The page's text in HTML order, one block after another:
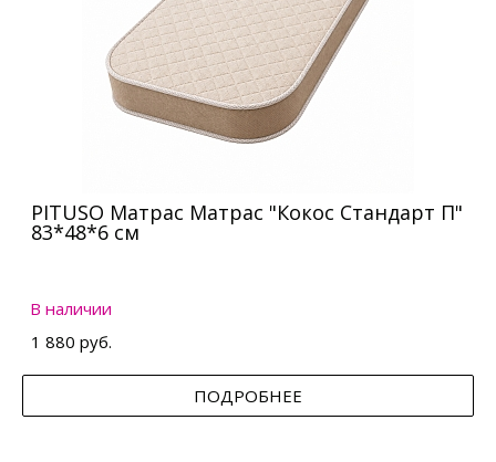
PITUSO Матрас Матрас "Кокос Стандарт П"
83*48*6 см
В наличии
1 880 руб.
ПОДРОБНЕЕ